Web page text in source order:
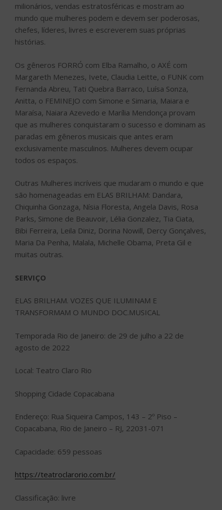
milionários, vendas estratosféricas e mostram ao
mundo que mulheres podem e devem ser poderosas,
chefes, líderes, livres e escreverem suas próprias
histórias.
Os gêneros FORRÓ com Elba Ramalho, o AXÉ com
Margareth Menezes, Ivete, Claudia Leitte, o FUNK com
Fernanda Abreu, Tati Quebra Barraco, Luísa Sonza,
Anitta, o FEMINEJO com Simone e Simaria, Maiara e
Maraísa, Naiara Azevedo e Marília Mendonça provam
que as mulheres conquistaram o sucesso e dominam as
paradas em gêneros musicais que antes eram
exclusivamente masculinos. Mulheres devem ocupar
todos os espaços.
Outras Mulheres incríveis que mudaram o mundo e que
são homenageadas em ELAS BRILHAM: Dandara,
Chiquinha Gonzaga, Nísia Floresta, Angela Davis, Rosa
Parks, Simone de Beauvoir, Lélia Gonzalez, Tia Ciata,
Bibi Ferreira, Leila Diniz, Dorina Nowill, Dercy Gonçalves,
Maria Da Penha, Malala, Michelle Obama, Preta Gil e
muitas outras.
SERVIÇO
ELAS BRILHAM. VOZES QUE ILUMINAM E
TRANSFORMAM O MUNDO DOC.MUSICAL
Temporada Rio de Janeiro: de 29 de julho a 22 de
agosto de 2022
Local: Teatro Claro Rio
Shopping Cidade Copacabana
Endereço: Rua Siqueira Campos, 143 – 2º Piso –
Copacabana, Rio de Janeiro – RJ, 22031-071
Capacidade: 659 pessoas
https://teatroclarorio.com.br/
Classificação: livre